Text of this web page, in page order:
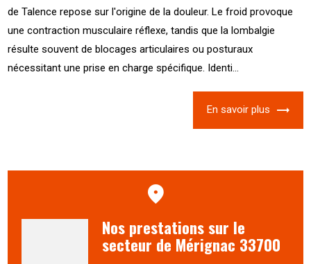
de Talence repose sur l'origine de la douleur. Le froid provoque
une contraction musculaire réflexe, tandis que la lombalgie
résulte souvent de blocages articulaires ou posturaux
nécessitant une prise en charge spécifique. Identi...
En savoir plus
Nos prestations sur le
secteur de Mérignac 33700